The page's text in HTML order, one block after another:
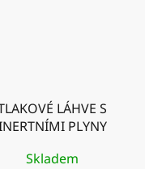
LÁHVE S
PLYNY
Skladem